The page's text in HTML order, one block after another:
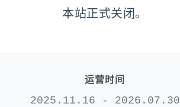
本站正式关闭。
运营时间
2025.11.16 - 2026.07.30